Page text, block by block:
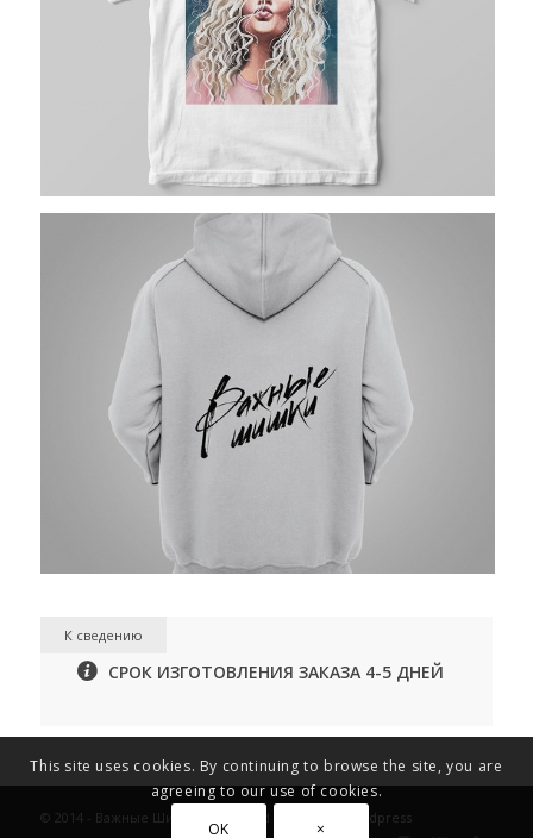
К сведению
СРОК ИЗГОТОВЛЕНИЯ ЗАКАЗА 4-5 ДНЕЙ
© 2014 - Важные Шишки / Powered by Azbuka Wordpress
This site uses cookies. By continuing to browse the site, you are
agreeing to our use of cookies.
OK
×